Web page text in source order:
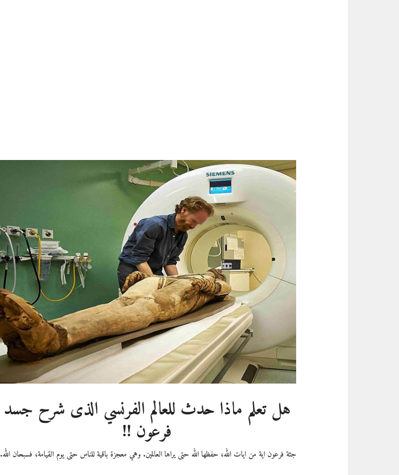
هل تعلم ماذا حدث للعالم الفرنسي الذى شرح جسد
فرعون !!
جثة فرعون اية من ايات الله، حفظها الله حتى يراها العالمين. وهي معجزة باقية للناس حتى يوم القيامة، فسبحان الله.